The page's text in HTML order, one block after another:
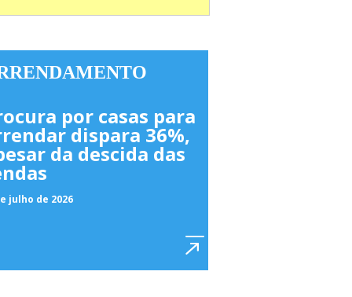
por casas para
dispara 36%,
da descida das
julho de 2026